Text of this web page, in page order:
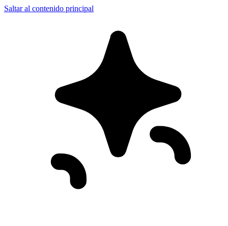
Saltar al contenido principal